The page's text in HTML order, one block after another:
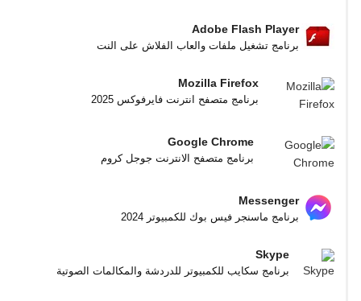
Adobe Flash Player
برنامج تشغيل ملفات والعاب الفلاش على النت
Mozilla Firefox
برنامج متصفح انترنت فايرفوكس 2025
Google Chrome
برنامج متصفح الانترنت جوجل كروم
Messenger
برنامج ماسنجر فيس بوك للكمبيوتر 2024
Skype
برنامج سكايب للكمبيوتر للدردشة والمكالمات الصوتية